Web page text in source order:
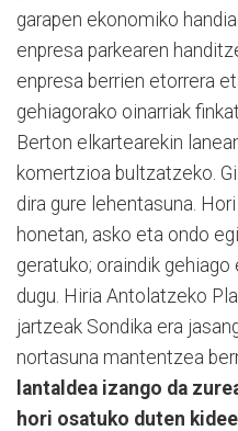
garapen ekonomiko
enpresa parkearen
enpresa berrien etorrera
gehiagorako oinarriak
Ber­ton elkartearekin
komertzioa bultzatzeko.
dira gure lehentasuna.
ho­netan, asko eta ondo
geratuko; oraindik
dugu. Hiria Antola­tzeko
jartzeak Sondika era
nortasuna mantentzea
lantaldea izango da
hori osatuko duten